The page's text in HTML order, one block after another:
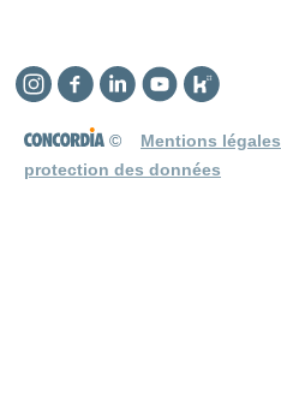
© Mentions légales
protection des données
Instagram
Facebook
LinkedinYouTube
Kununu